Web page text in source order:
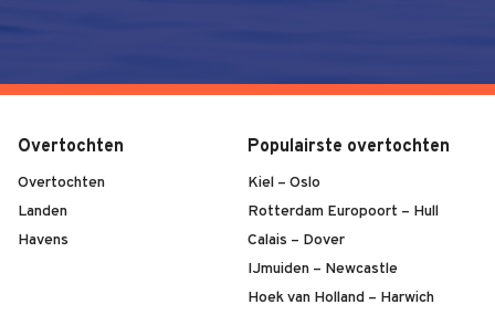
Overtochten
Overtochten
Landen
Havens
Populairste overtochten
Kiel – Oslo
Rotterdam Europoort – Hull
Calais – Dover
IJmuiden – Newcastle
Hoek van Holland – Harwich